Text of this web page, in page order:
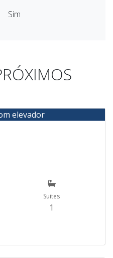
Sim
Venda
elevador
Suites
1